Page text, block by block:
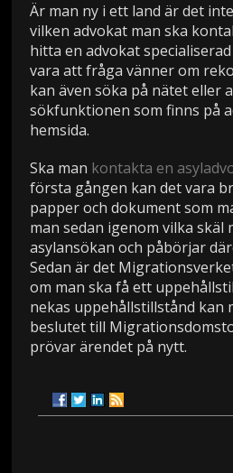
Är man ny i ett land är det
vilken advokat man ska
hitta en advokat
vara att fråga vänner om
kan även söka på nätet eller
sökfunktionen som finns på
hemsida.
Ska man kontakta en
första gången kan det vara
papper och dokument som
man sedan igenom vilka skäl
asylansökan och påbörjar
Sedan är det
om man ska få ett
nekas uppehållstillstånd kan
beslutet till
prövar ärendet på nytt.